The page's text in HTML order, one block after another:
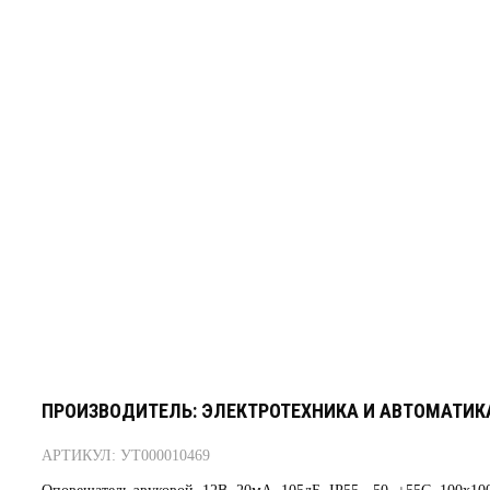
ПРОИЗВОДИТЕЛЬ: ЭЛЕКТРОТЕХНИКА И
АРТИКУЛ: УТ000010469